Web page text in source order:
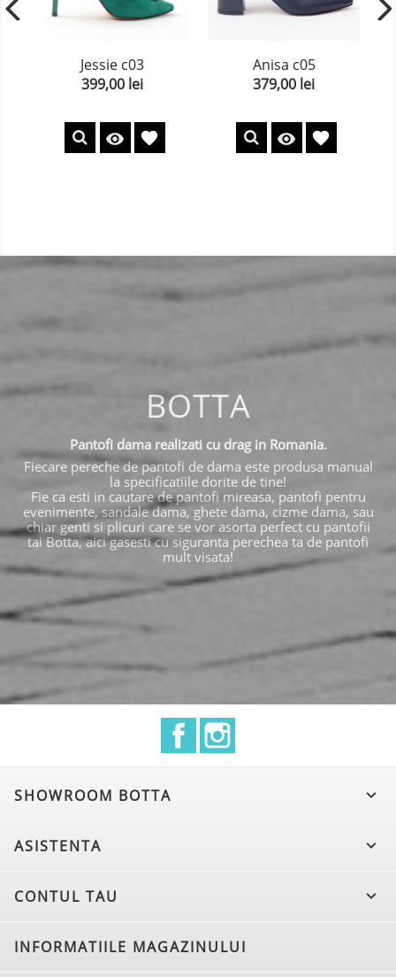
Jessie c03
Pret
399,00 lei
 favorite
Anisa c05
Pret
379,00 lei
 favorite
BOTTA
Pantofi dama realizati cu drag in Romania.
Fiecare pereche de pantofi de dama este produsa manual
la specificatiile dorite de tine!
Fie ca esti in cautare de pantofi mireasa, pantofi pentru
evenimente, sandale dama, ghete dama, cizme dama, sau
chiar genti si plicuri care se vor asorta perfect cu pantofii
tai Botta, aici gasesti cu siguranta perechea ta de pantofi
mult visata!
Facebook
SHOWROOM BOTTA 
ASISTENTA 
CONTUL TAU 
INFORMATIILE MAGAZINULUI